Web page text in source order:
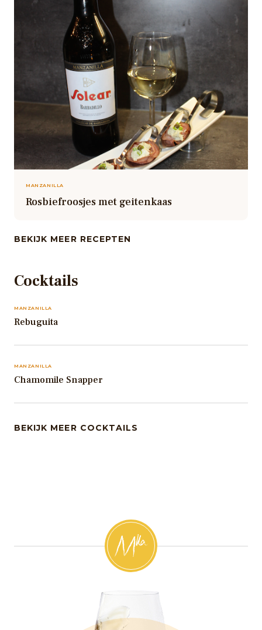
MANZANILLA
Rosbiefroosjes met geitenkaas
BEKIJK MEER RECEPTEN
Cocktails
MANZANILLA
Rebuguita
MANZANILLA
Chamomile Snapper
BEKIJK MEER COCKTAILS